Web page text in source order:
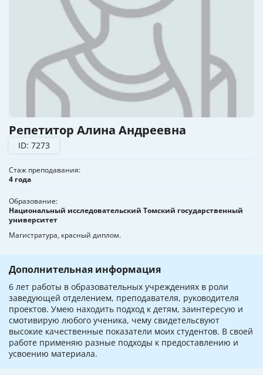
Репетитор Алина Андреевна
ID: 7273
Стаж преподавания
4 года
Образование
Национальный исследовательский Томский государственный
университет
Магистратура, красный диплом.
Дополнительная информация
6 лет работы в образовательных учреждениях в роли
заведующей отделением, преподавателя, руководителя
проектов. Умею находить подход к детям, заинтересую и
смотивирую любого ученика, чему свидетельсвуют
высокие качественные показатели моих студентов. В своей
работе применяю разные подходы к предоставлению и
усвоению материала.